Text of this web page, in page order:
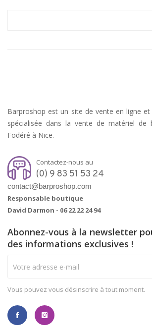
Barproshop est un site de vente en ligne
spécialisée dans la vente de matériel de
Fodéré à Nice.
Contactez-nous au
(0) 9 83 51 53 24
contact@barproshop.com
Responsable boutique
David Darmon - 06 22 22 24 94
Abonnez-vous à la newsletter
des informations exclusives !
Vous pouvez vous désinscrire à tout moment.